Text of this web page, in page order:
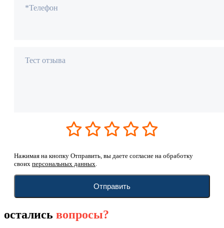
*Телефон
Тест отзыва
Нажимая на кнопку Отправить, вы даете согласие на обработку
своих персональных данных.
Отправить
остались вопросы?